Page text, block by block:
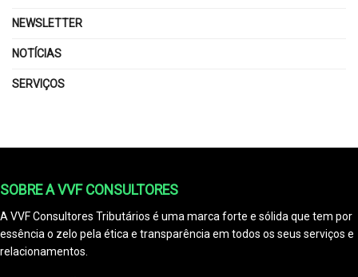
NEWSLETTER
NOTÍCIAS
SERVIÇOS
SOBRE A VVF CONSULTORES
A VVF Consultores Tributários é uma marca forte e sólida que tem por
essência o zelo pela ética e transparência em todos os seus serviços e
relacionamentos.